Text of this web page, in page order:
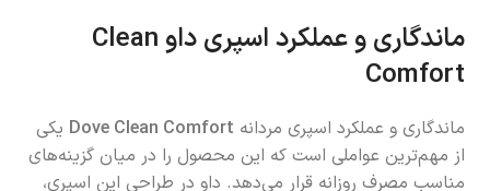
ماندگاری و عملکرد اسپری داو Clean
Comfort
ماندگاری و عملکرد اسپری مردانه Dove Clean Comfort یکی
از مهم‌ترین عواملی است که این محصول را در میان گزینه‌های
مناسب مصرف روزانه قرار می‌دهد. داو در طراحی این اسپری،